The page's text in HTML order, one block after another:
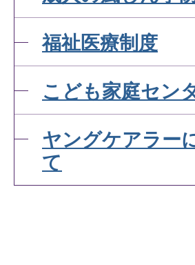
福祉医療制度
こども家庭セン
ヤングケアラー
て